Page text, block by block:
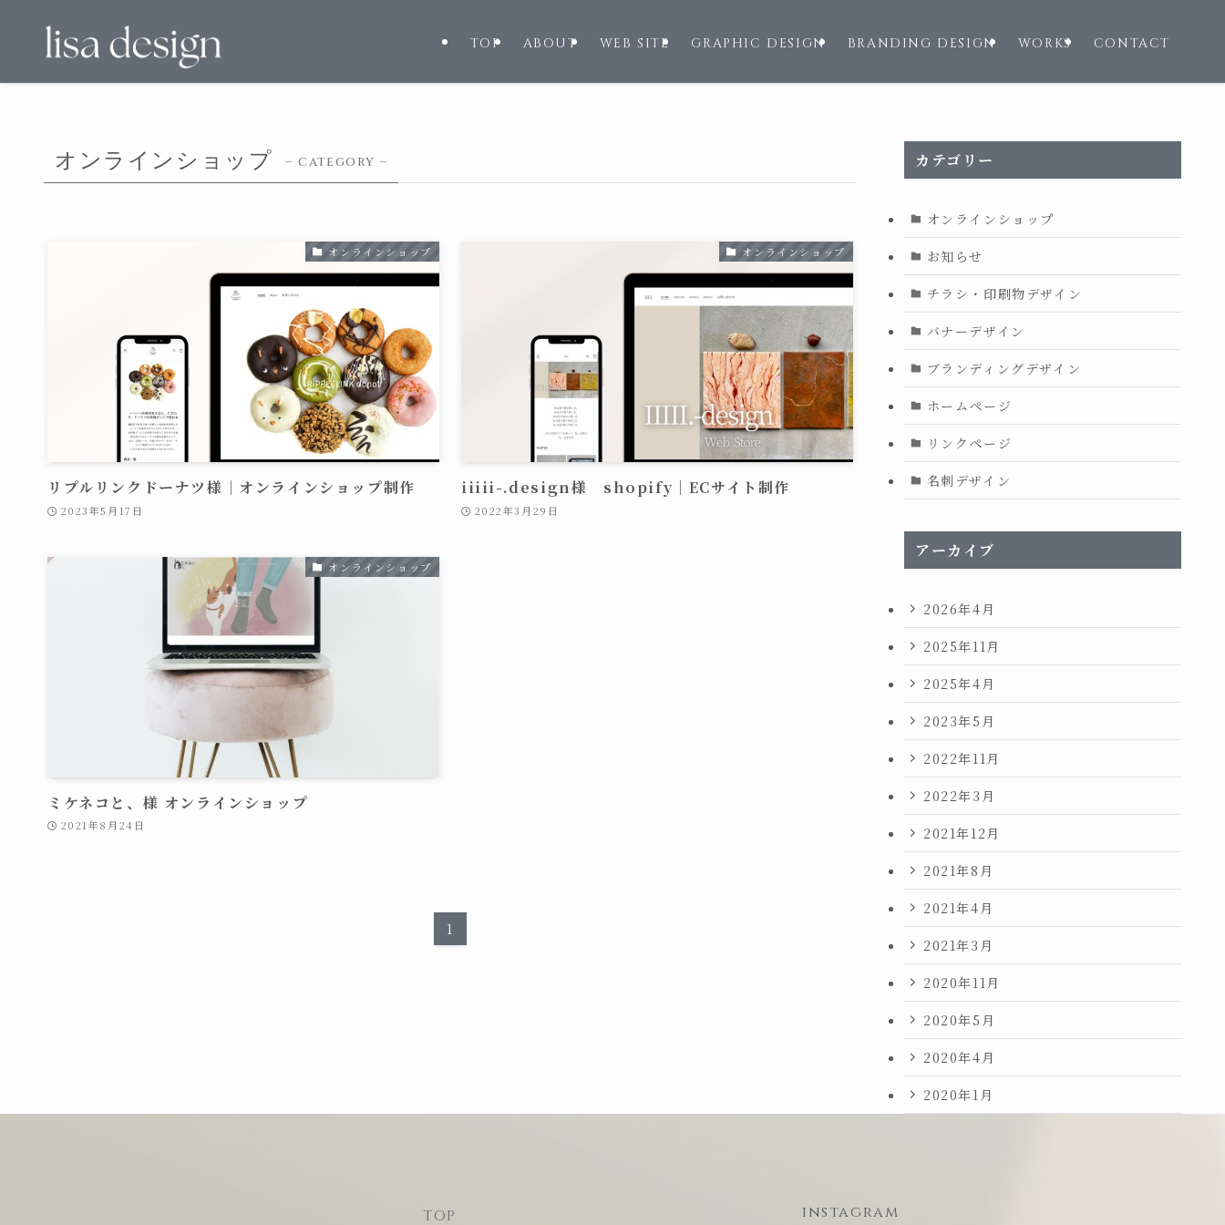
TOP ABOUT WEB SITE GRAPHIC DESIGN BRANDING DESIGN WORKS CONTACT
オンラインショップ – category –
オンラインショップ
リプルリンクドーナツ様｜オンラインショップ制作
2023年5月17日
オンラインショップ
iiiii-.design様 shopify｜ECサイト制作
2022年3月29日
オンラインショップ
ミケネコと、様 オンラインショップ
2021年8月24日
1
カテゴリー
オンラインショップ
お知らせ
チラシ・印刷物デザイン
バナーデザイン
ブランディングデザイン
ホームページ
リンクページ
名刺デザイン
アーカイブ
2026年4月
2025年11月
2025年4月
2023年5月
2022年11月
2022年3月
2021年12月
2021年8月
2021年4月
2021年3月
2020年11月
2020年5月
2020年4月
2020年1月
TOP instagram